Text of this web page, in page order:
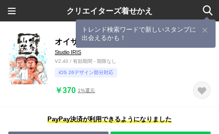
クリエイターズ着せかえ
トレンド検索ワードで新しいスタンプに
出会えるかも！
オイサ!! オイサ!! オイサ!!
Studio IRIS
V2.40 / 有効期間 - 期限なし
iOS 26デザイン部分対応
￥370 1%還元
PayPay決済が利用できるようになりました